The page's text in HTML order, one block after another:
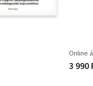
Online
3 990